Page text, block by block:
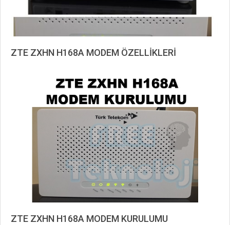
ZTE ZXHN H168A MODEM ÖZELLİKLERİ
ZTE ZXHN H168A MODEM KURULUMU